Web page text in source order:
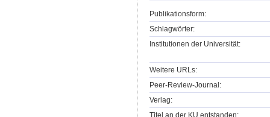
Publikationsform:
Schlagwörter:
Institutionen der Universität:
Weitere URLs:
Peer-Review-Journal:
Verlag:
Titel an der KU entstanden: